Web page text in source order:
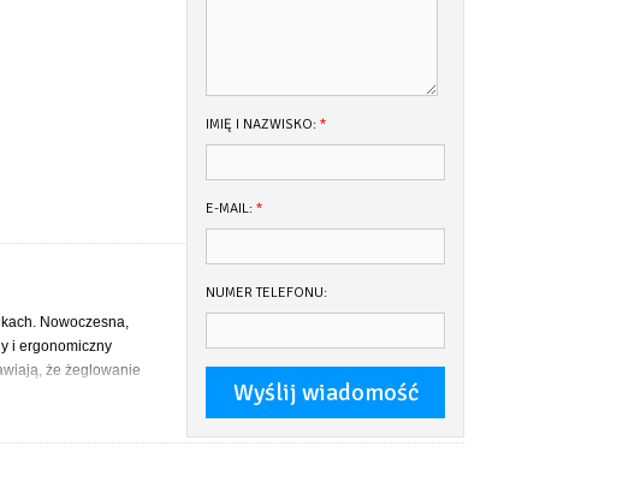
Nowoczesna,
i ergonomiczny
że żeglowanie
IMIĘ I NAZWISKO: *
E-MAIL: *
NUMER TELEFONU: